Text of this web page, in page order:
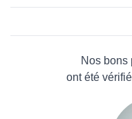
Global YO
AURAS Travel
Maison & Jardin
Boissons
Nos bons
ont été